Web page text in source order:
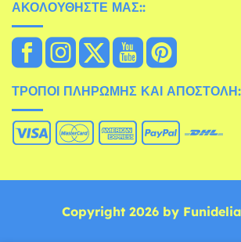
ΑΚΟΛΟΥΘΉΣΤΕ ΜΑΣ::
ΤΡΌΠΟΙ ΠΛΗΡΩΜΉΣ ΚΑΙ ΑΠΟΣΤΟΛΉ:
Copyright 2026 by